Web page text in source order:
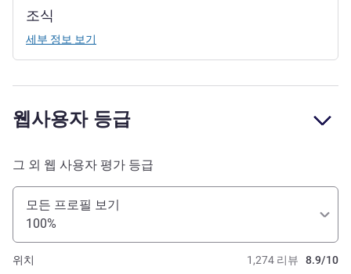
조식
세부 정보 보기
웹사용자 등급
그 외 웹 사용자 평가 등급
모든 프로필 보기
100%
1,274 리뷰 8.9/10
위치